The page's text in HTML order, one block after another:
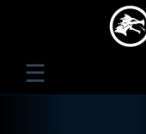
☰